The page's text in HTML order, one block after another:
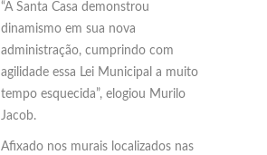
“A Santa Casa demonstrou
dinamismo em sua nova
administração, cumprindo com
agilidade essa Lei Municipal a muito
tempo esquecida”, elogiou Murilo
Jacob.
Afixado nos murais localizados nas